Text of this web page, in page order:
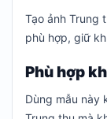
Tạo ảnh Trung
phù hợp, giữ
Phù hợp
Dùng mẫu này